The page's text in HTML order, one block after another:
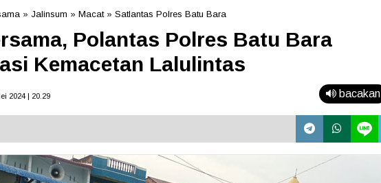
» Jalinsum » Macat» Satlantas Polres Batu Bara
Polantas Polres Batu Bara
Kemacetan Lalulintas
2024 | 20.29 bacakan